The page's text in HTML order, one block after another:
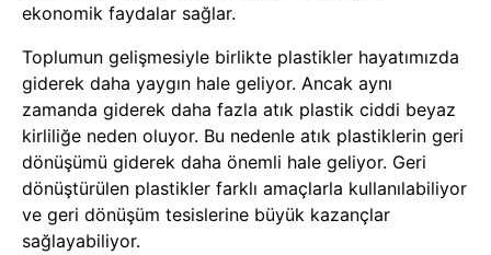
ekonomik faydalar sağlar.
Toplumun gelişmesiyle birlikte plastikler hayatımızda
giderek daha yaygın hale geliyor. Ancak aynı
zamanda giderek daha fazla atık plastik ciddi beyaz
kirliliğe neden oluyor. Bu nedenle atık plastiklerin geri
dönüşümü giderek daha önemli hale geliyor. Geri
dönüştürülen plastikler farklı amaçlarla kullanılabiliyor
ve geri dönüşüm tesislerine büyük kazançlar
sağlayabiliyor.